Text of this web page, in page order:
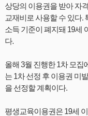
상당의 이용권을 받아 자
교재비로 사용할 수 있다.
소득 기준이 폐지돼 19세
다.
올해 3월 진행한 1차 모집
는 1차 선정 후 이용권 미
을 선정할 계획이다.
평생교육이용권은 19세